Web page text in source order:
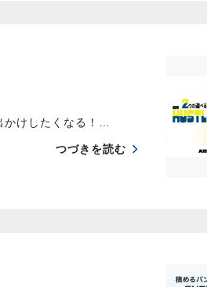
けしたくなる！…
つづきを読む